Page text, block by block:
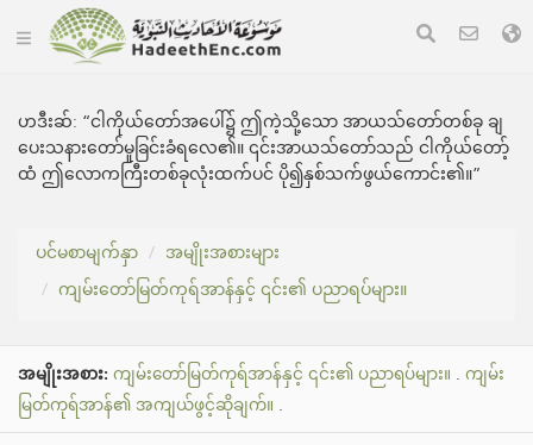
ဟဒီးဆ်: “ငါကိုယ်တော်အပေါ်၌ ဤကဲ့သို့သော အာယသ်တော်တစ်ခု ချ
ပေးသနားတော်မူခြင်းခံရလေ၏။ ၎င်းအာယသ်တော်သည် ငါကိုယ်တော့်
ထံ ဤလောကကြီးတစ်ခုလုံးထက်ပင် ပို၍နှစ်သက်ဖွယ်ကောင်း၏။”
ပင်မစာမျက်နှာ
အမျိုးအစားများ
ကျမ်းတော်မြတ်ကုရ်အာန်နှင့် ၎င်း၏ ပညာရပ်များ။
အမျိုးအစား: ကျမ်းတော်မြတ်ကုရ်အာန်နှင့် ၎င်း၏ ပညာရပ်များ။ . ကျမ်း
မြတ်ကုရ်အာန်၏ အကျယ်ဖွင့်ဆိုချက်။ .